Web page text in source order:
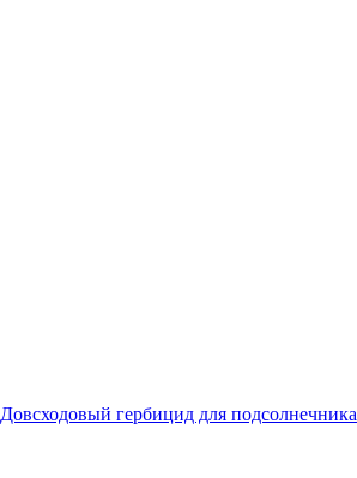
Довсходовый гербицид для подсолнечника